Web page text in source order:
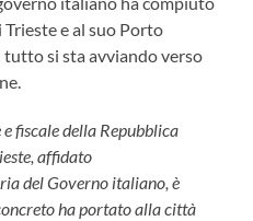
e al suo Porto
si sta avviando verso
fiscale della Repubblica
affidato
del Governo italiano, è
ha portato alla città